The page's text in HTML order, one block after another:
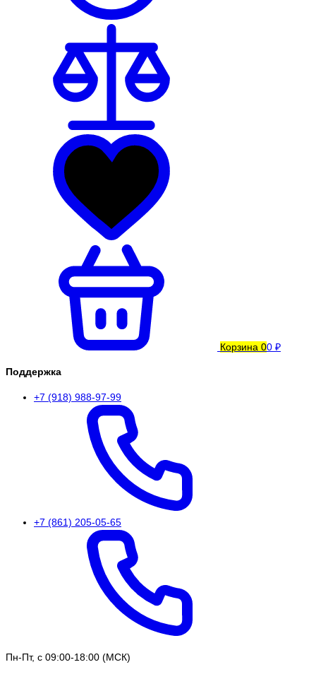
Корзина 00 ₽
Поддержка
+7 (918) 988-97-99
+7 (861) 205-05-65
Пн-Пт, с 09:00-18:00 (МСК)